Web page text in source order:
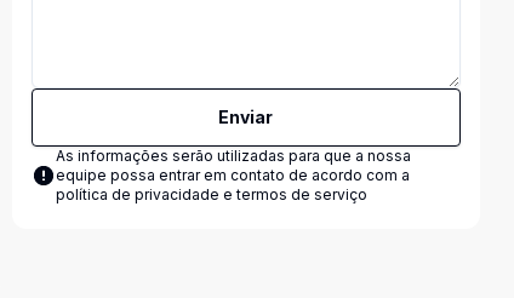
Enviar
As informações serão utilizadas para que a nossa
equipe possa entrar em contato de acordo com a
política de privacidade e termos de serviço